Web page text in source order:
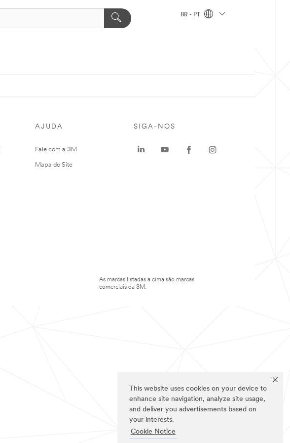
This website uses cookies on your device to
enhance site navigation, analyze site usage,
and deliver you advertisements based on
your interests.
Cookie Notice
BR - PT
AJUDA
Fale com a 3M
Mapa do Site
SIGA-NOS
As marcas listadas a cima são marcas
comerciais da 3M.